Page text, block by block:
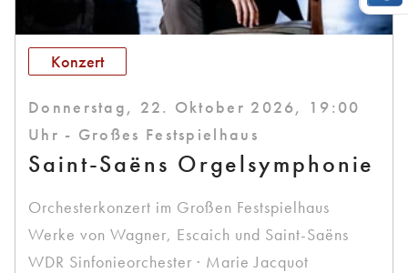
Konzert
Donnerstag, 22. Oktober 2026, 19:00
Uhr - Großes Festspielhaus
Saint-Saëns Orgelsymphonie
Orchesterkonzert im Großen Festspielhaus
Werke von Wagner, Escaich und Saint-Saëns
WDR Sinfonieorchester · Marie Jacquot